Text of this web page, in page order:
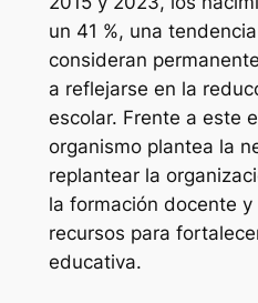
un 41 %, una
consideran
a reflejarse en la
escolar. Frente a este
organismo plantea la
replantear la
la formación docente y
recursos para
educativa.